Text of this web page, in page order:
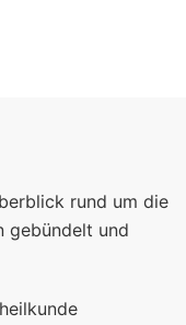
rund um die
gebündelt und